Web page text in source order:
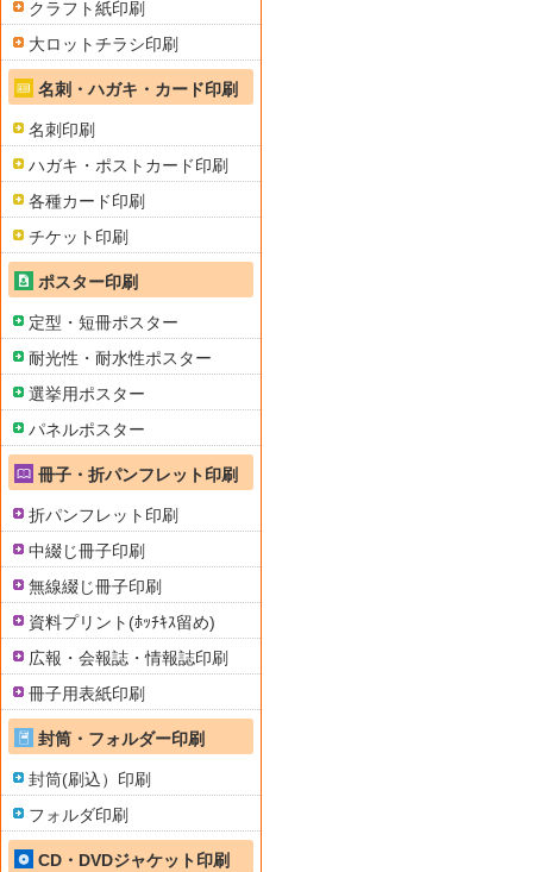
クラフト紙印刷
大ロットチラシ印刷
名刺・ハガキ・カード印刷
名刺印刷
ハガキ・ポストカード印刷
各種カード印刷
チケット印刷
ポスター印刷
定型・短冊ポスター
耐光性・耐水性ポスター
選挙用ポスター
パネルポスター
冊子・折パンフレット印刷
折パンフレット印刷
中綴じ冊子印刷
無線綴じ冊子印刷
資料プリント(ﾎｯﾁｷｽ留め)
広報・会報誌・情報誌印刷
冊子用表紙印刷
封筒・フォルダー印刷
封筒(刷込）印刷
フォルダ印刷
CD・DVDジャケット印刷